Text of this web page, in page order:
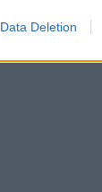
Data Deletion